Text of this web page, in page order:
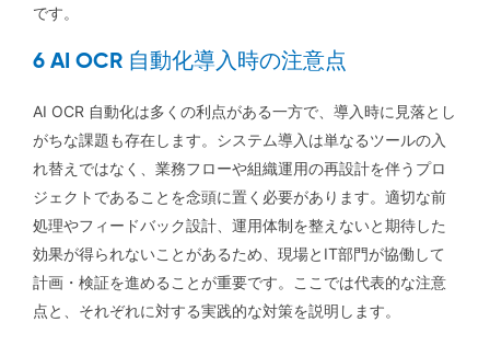
です。
6 AI OCR 自動化導入時の注意点
AI OCR 自動化は多くの利点がある一方で、導入時に見落とし
がちな課題も存在します。システム導入は単なるツールの入
れ替えではなく、業務フローや組織運用の再設計を伴うプロ
ジェクトであることを念頭に置く必要があります。適切な前
処理やフィードバック設計、運用体制を整えないと期待した
効果が得られないことがあるため、現場とIT部門が協働して
計画・検証を進めることが重要です。ここでは代表的な注意
点と、それぞれに対する実践的な対策を説明します。